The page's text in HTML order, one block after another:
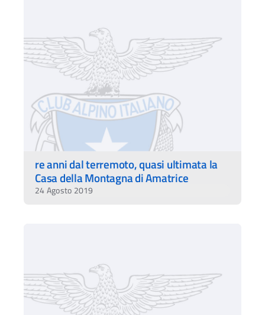
re anni dal terremoto, quasi ultimata la
Casa della Montagna di Amatrice
24 Agosto 2019